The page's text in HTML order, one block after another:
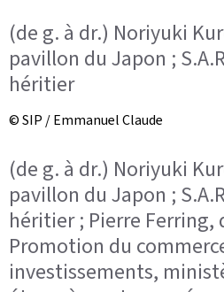
(de g. à dr.) Noriyuki
pavillon du Japon ;
héritier
© SIP / Emmanuel Claude
(de g. à dr.) Noriyuki
pavillon du Japon ;
héritier ; Pierre Ferring,
Promotion du
investissements,